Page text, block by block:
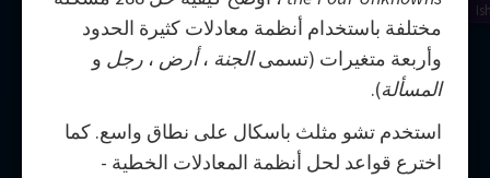
مختلفة باستخدام أنظمة معادلات كثيرة الحدود
وأربعة متغيرات (تسمىالجنة ،أرض ، رجل و
المسألة).
استخدم تشو مثلث باسكال على نطاق واسع. كما
اخترع قواعد لحل أنظمة المعادلات الخطية -